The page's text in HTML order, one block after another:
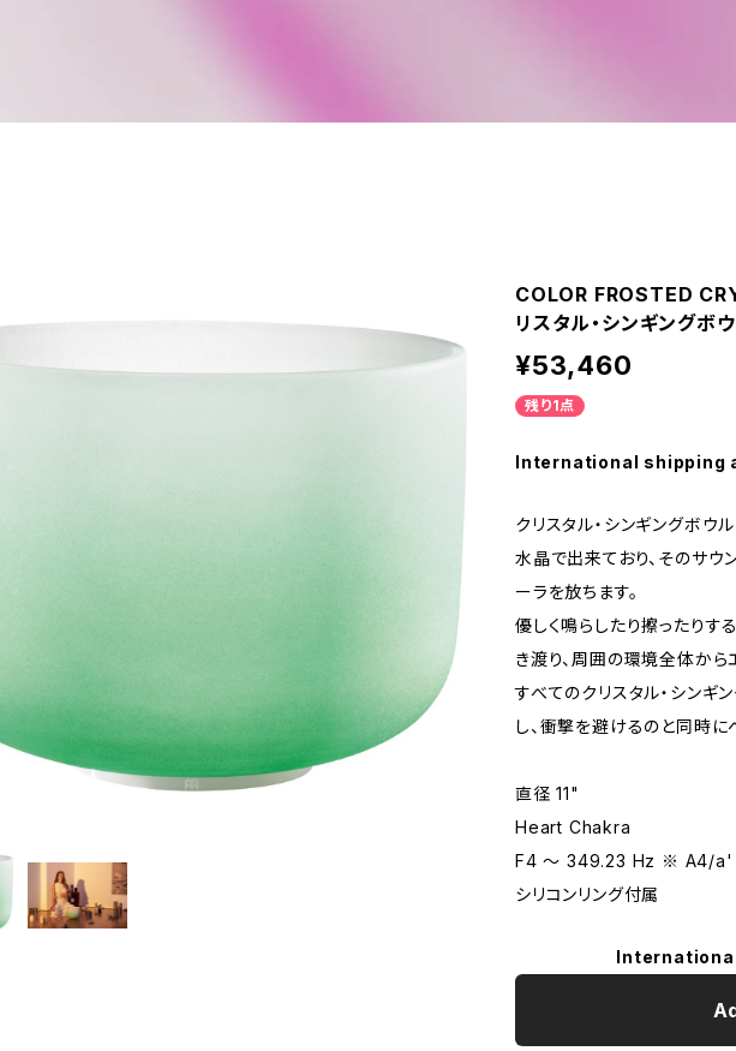
COLOR FROSTED
リスタル・シンギング
¥53,460
残り1点
International shipping
クリスタル・シンギングボウ
水晶で出来ており、そのサウ
ーラを放ちます。
優しく鳴らしたり擦ったりす
き渡り、周囲の環境全体から
すべてのクリスタル・シンギ
し、衝撃を避けるのと同時
直径 11"
Heart Chakra
F4 〜 349.23 Hz ※ A4/a'
シリコンリング付属